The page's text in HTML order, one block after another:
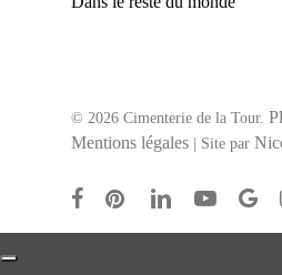
© 2026 Cimenterie de la Tour.
Mentions légales | Site par
facebookpinterestlinkedinyoutube